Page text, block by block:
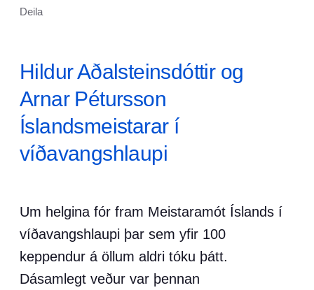
Deila
Hildur Aðalsteinsdóttir og
Arnar Pétursson
Íslandsmeistarar í
víðavangshlaupi
Um helgina fór fram Meistaramót Íslands í
víðavangshlaupi þar sem yfir 100
keppendur á öllum aldri tóku þátt.
Dásamlegt veður var þennan